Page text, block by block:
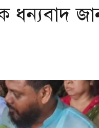
ধন্যবাদ